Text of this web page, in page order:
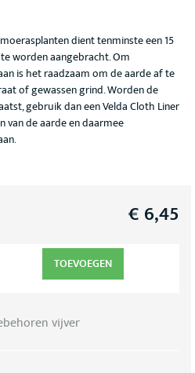
dient tenminste een 15
worden aangebracht. Om
is het raadzaam om de aarde af te
of gewassen grind. Worden de
gebruik dan een Velda Cloth Liner
van de aarde en daarmee
€ 6,45
TOEVOEGEN
vijver